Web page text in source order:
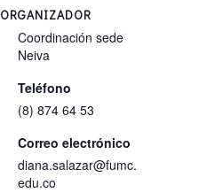
ORGANIZADOR
Coordinación sede
Neiva
Teléfono
(8) 874 64 53
Correo electrónico
diana.salazar@fumc.
edu.co